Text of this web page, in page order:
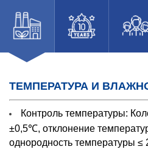
ТЕМПЕРАТУРА И
Контроль температуры:
±0,5℃, отклонение
однородность температуры